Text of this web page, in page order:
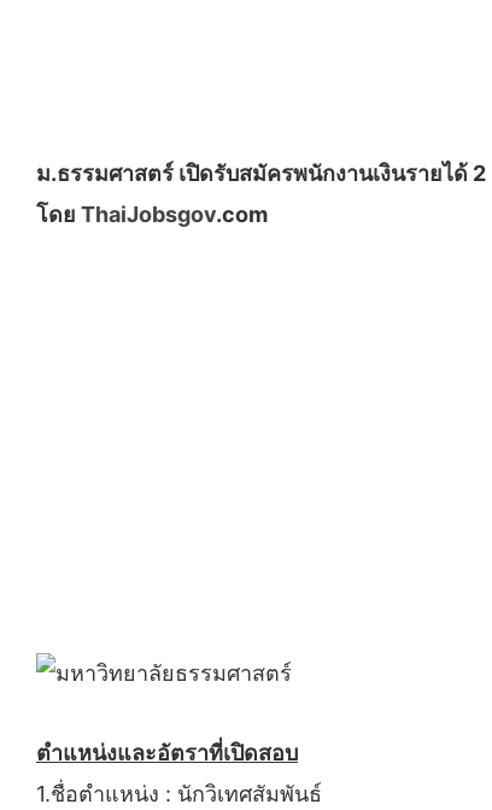
ม.ธรรมศาสตร์ เปิดรับสมัครพนักงานเงินรายได้
โดย ThaiJobsgov.com
ตำแหน่งและอัตราที่เปิดสอบ
1.ชื่อตำแหน่ง : นักวิเทศสัมพันธ์